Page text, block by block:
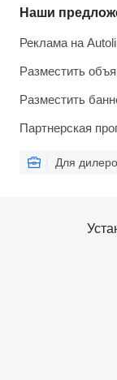
Наши
Реклама на
Разместить
Разместить
Партнерская
Для